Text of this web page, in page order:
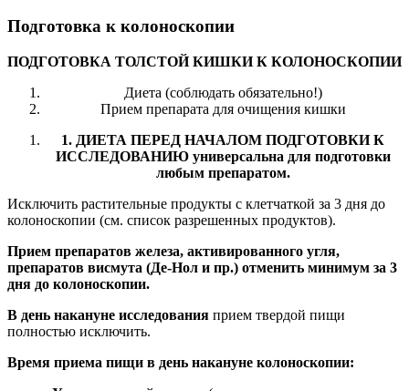
Подготовка к колоноскопии
ПОДГОТОВКА ТОЛСТОЙ КИШКИ К КОЛОНОСКОПИИ
Диета (соблюдать обязательно!)
Прием препарата для очищения кишки
1. ДИЕТА ПЕРЕД НАЧАЛОМ ПОДГОТОВКИ К
ИССЛЕДОВАНИЮ универсальна для подготовки
любым препаратом.
Исключить растительные продукты с клетчаткой за 3 дня до
колоноскопии (см. список разрешенных продуктов).
Прием препаратов железа, активированного угля,
препаратов висмута (Де-Нол и пр.) отменить минимум за 3
дня до колоноскопии.
В день накануне исследования прием твердой пищи
полностью исключить.
Время приема пищи в день накануне колоноскопии: